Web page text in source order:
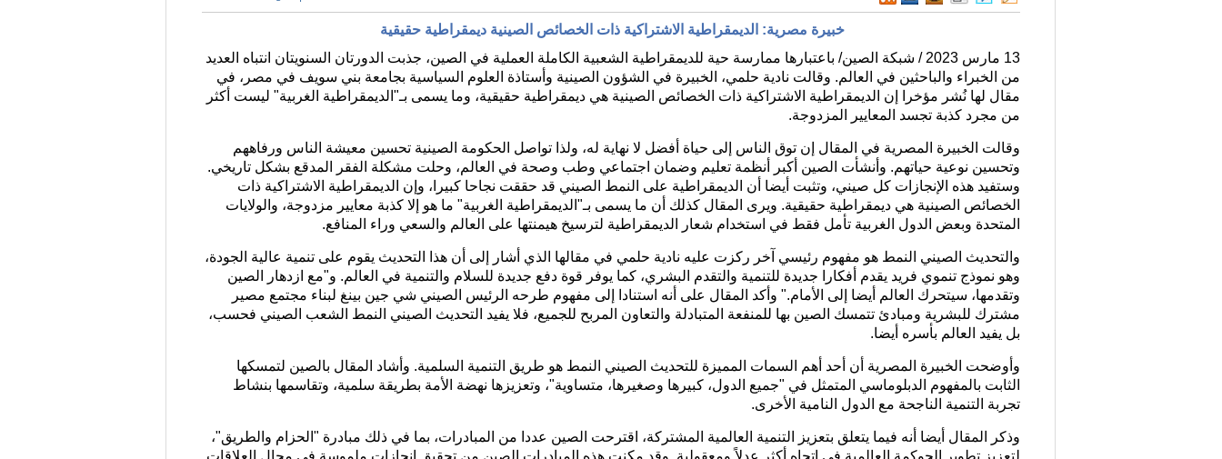
خبيرة مصرية: الديمقراطية الاشتراكية ذات الخصائص الصينية ديمقراطية حقيقية
13 مارس 2023 / شبكة الصين/ باعتبارها ممارسة حية للديمقراطية الشعبية الكاملة العملية في الصين، جذبت الدورتان السنويتان انتباه العديد
من الخبراء والباحثين في العالم. وقالت نادية حلمي، الخبيرة في الشؤون الصينية وأستاذة العلوم السياسية بجامعة بني سويف في مصر، في
مقال لها نُشر مؤخرا إن الديمقراطية الاشتراكية ذات الخصائص الصينية هي ديمقراطية حقيقية، وما يسمى بـ"الديمقراطية الغربية" ليست أكثر
من مجرد كذبة تجسد المعايير المزدوجة.
وقالت الخبيرة المصرية في المقال إن توق الناس إلى حياة أفضل لا نهاية له، ولذا تواصل الحكومة الصينية تحسين معيشة الناس ورفاههم
وتحسين نوعية حياتهم. وأنشأت الصين أكبر أنظمة تعليم وضمان اجتماعي وطب وصحة في العالم، وحلت مشكلة الفقر المدقع بشكل تاريخي.
وستفيد هذه الإنجازات كل صيني، وتثبت أيضا أن الديمقراطية على النمط الصيني قد حققت نجاحا كبيرا، وإن الديمقراطية الاشتراكية ذات
الخصائص الصينية هي ديمقراطية حقيقية. ويرى المقال كذلك أن ما يسمى بـ"الديمقراطية الغربية" ما هو إلا كذبة معايير مزدوجة، والولايات
المتحدة وبعض الدول الغربية تأمل فقط في استخدام شعار الديمقراطية لترسيخ هيمنتها على العالم والسعي وراء المنافع.
والتحديث الصيني النمط هو مفهوم رئيسي آخر ركزت عليه نادية حلمي في مقالها الذي أشار إلى أن هذا التحديث يقوم على تنمية عالية الجودة،
وهو نموذج تنموي فريد يقدم أفكارا جديدة للتنمية والتقدم البشري، كما يوفر قوة دفع جديدة للسلام والتنمية في العالم. و"مع ازدهار الصين
وتقدمها، سيتحرك العالم أيضا إلى الأمام." وأكد المقال على أنه استنادا إلى مفهوم طرحه الرئيس الصيني شي جين بينغ لبناء مجتمع مصير
مشترك للبشرية ومبادئ تتمسك الصين بها للمنفعة المتبادلة والتعاون المربح للجميع، فلا يفيد التحديث الصيني النمط الشعب الصيني فحسب،
بل يفيد العالم بأسره أيضا.
وأوضحت الخبيرة المصرية أن أحد أهم السمات المميزة للتحديث الصيني النمط هو طريق التنمية السلمية. وأشاد المقال بالصين لتمسكها
الثابت بالمفهوم الدبلوماسي المتمثل في "جميع الدول، كبيرها وصغيرها، متساوية"، وتعزيزها نهضة الأمة بطريقة سلمية، وتقاسمها بنشاط
تجربة التنمية الناجحة مع الدول النامية الأخرى.
وذكر المقال أيضا أنه فيما يتعلق بتعزيز التنمية العالمية المشتركة، اقترحت الصين عددا من المبادرات، بما في ذلك مبادرة "الحزام والطريق"،
لتعزيز تطوير الحوكمة العالمية في اتجاه أكثر عدلاً ومعقولية. وقد مكنت هذه المبادرات الصين من تحقيق إنجازات ملموسة في مجال العلاقات